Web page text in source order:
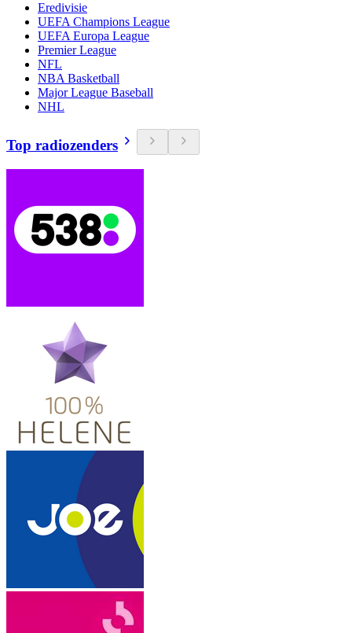
Eredivisie
UEFA Champions League
UEFA Europa League
Premier League
NFL
NBA Basketball
Major League Baseball
NHL
Top radiozenders